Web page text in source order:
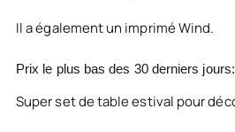
Il a également un imprimé Wind.
Prix le plus bas des 30 derniers jours:
Super set de table estival pour